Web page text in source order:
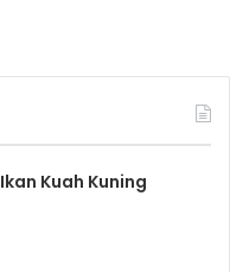
Kuah Kuning